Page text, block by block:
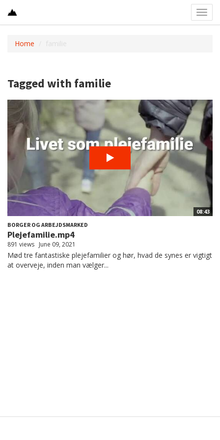
Home familie
Tagged with familie
08:43
BORGER OG ARBEJDSMARKED
Plejefamilie.mp4
891 views June 09, 2021
Mød tre fantastiske plejefamilier og hør, hvad de synes er vigtigt
at overveje, inden man vælger...